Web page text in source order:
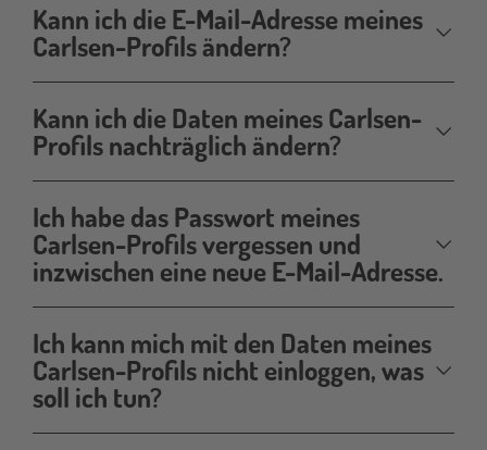
Kann ich die E-Mail-Adresse meines
Carlsen-Profils ändern?
Kann ich die Daten meines Carlsen-
Profils nachträglich ändern?
Ich habe das Passwort meines
Carlsen-Profils vergessen und
inzwischen eine neue E-Mail-Adresse.
Ich kann mich mit den Daten meines
Carlsen-Profils nicht einloggen, was
soll ich tun?